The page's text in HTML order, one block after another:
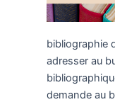
bibliographie
adresser au
demande au